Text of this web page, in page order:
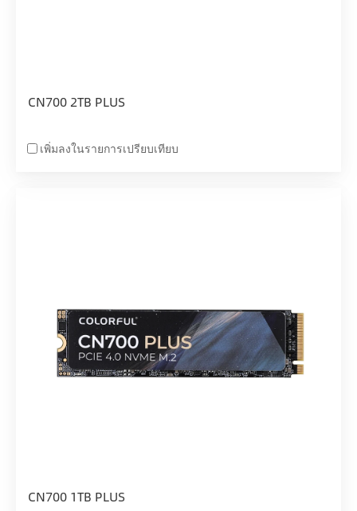
CN700 2TB PLUS
เพิ่มลงในรายการเปรียบเทียบ
CN700 1TB PLUS